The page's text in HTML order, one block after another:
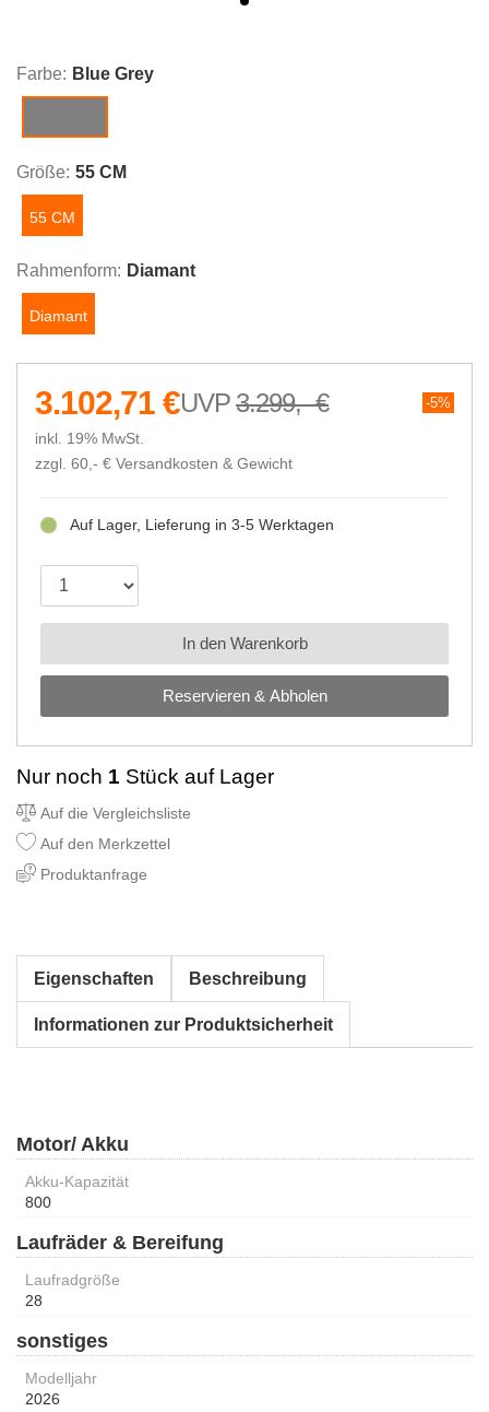
Farbe: Blue Grey
Größe: 55 CM
55 CM
Rahmenform: Diamant
Diamant
3.299,- € 5%
3.102,71 €
inkl. 19% MwSt.
zzgl. 60,- € Versandkosten & Gewicht
Reservieren & Abholen
Auf Lager, Lieferung in 3-5 Werktagen
In den Warenkorb
Nur noch 1 Stück auf Lager
Auf die Vergleichsliste
Auf den Merkzettel
Produktanfrage
Eigenschaften Beschreibung
Informationen zur Produktsicherheit
Motor/ Akku
Akku-Kapazität
800
Laufräder & Bereifung
Laufradgröße
28
sonstiges
Modelljahr
2026